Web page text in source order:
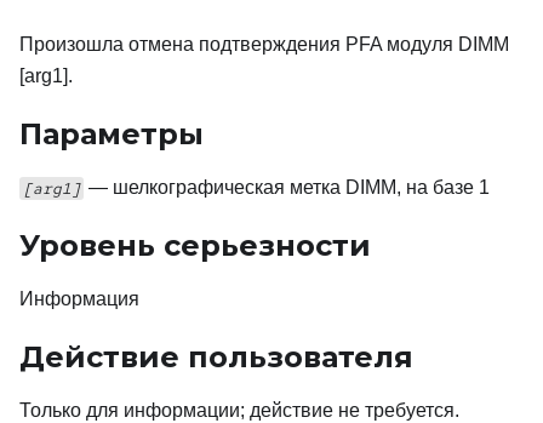
Произошла отмена подтверждения PFA модуля DIMM
[arg1].
Параметры
[arg1] — шелкографическая метка DIMM, на базе 1
Уровень серьезности
Информация
Действие пользователя
Только для информации; действие не требуется.